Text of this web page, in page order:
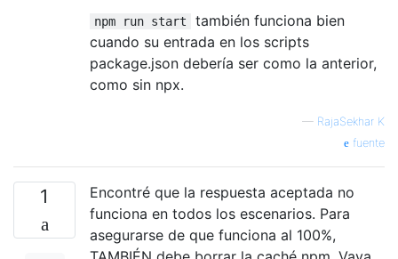
npm run start
también funciona bien
cuando su entrada en los scripts
package.json debería ser como la anterior,
como sin npx.
— RajaSekhar K
fuente
1
Encontré que la respuesta aceptada no
funciona en todos los escenarios. Para
asegurarse de que funciona al 100%,